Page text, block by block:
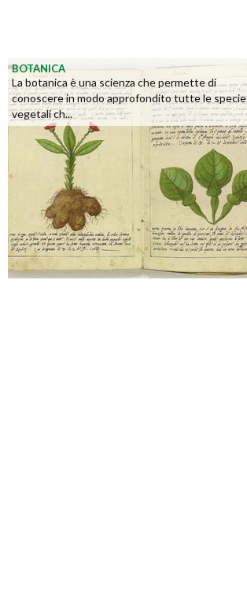
BOTANICA
La botanica è una scienza che permette di
conoscere in modo approfondito tutte le specie
vegetali ch...